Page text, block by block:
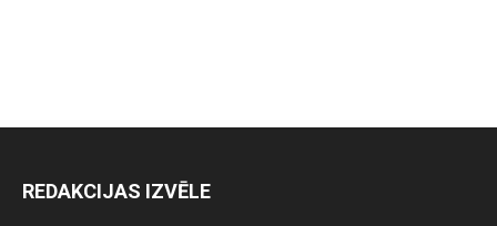
REDAKCIJAS IZVĒLE